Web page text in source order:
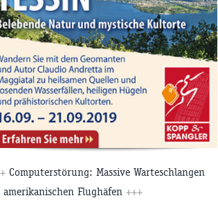
Computerstörung: Massive Warteschlangen
amerikanischen Flughäfen +++